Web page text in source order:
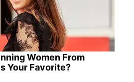
Women From
Your Favorite?